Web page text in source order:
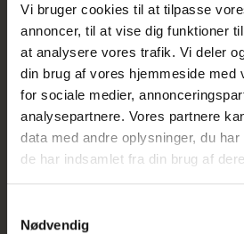
Vi bruger cookies til at tilpasse
annoncer, til at vise dig funktioner
at analysere vores trafik. Vi deler
din brug af vores hjemmeside med
for sociale medier,
analysepartnere. Vores partnere
data med andre oplysninger, du
de har indsamlet fra din brug af
Nødvendig
LÆG I KURV